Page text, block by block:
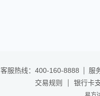
客服热线：400-160-8888
服
交易规则
银行卡